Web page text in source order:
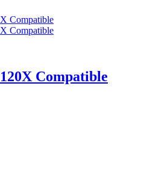
Compatible